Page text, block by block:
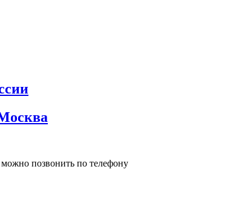
можно позвонить по телефону